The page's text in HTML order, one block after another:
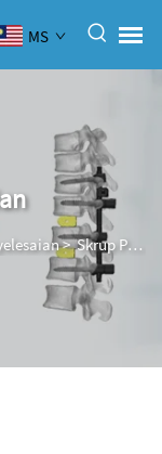
MS
>Skrup Penyelesaian